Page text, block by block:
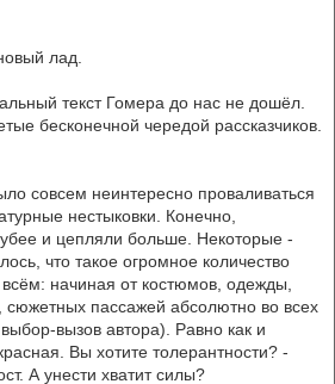
лад.
текст Гомера до нас не дошёл.
бесконечной чередой рассказчиков.
совсем неинтересно проваливаться
нестыковки. Конечно,
и цепляли больше. Некоторые -
что такое огромное количество
всём: начиная от костюмов, одежды,
пассажей абсолютно во всех
вызов автора). Равно как и
Вы хотите толерантности? -
А унести хватит силы?